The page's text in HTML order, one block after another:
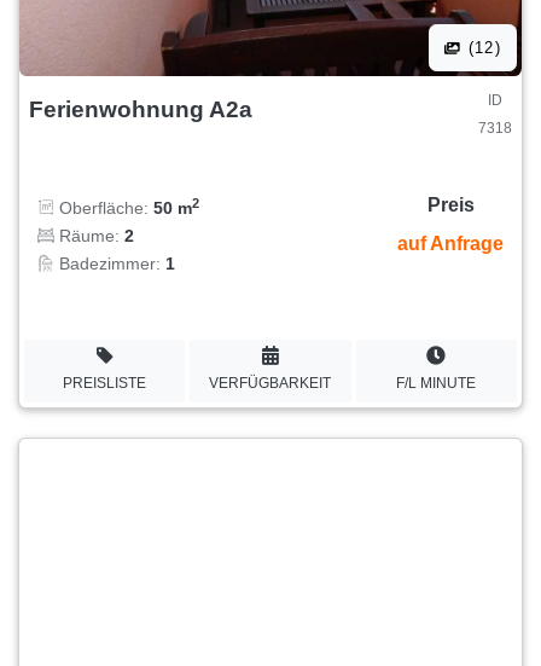
(12)
Ferienwohnung A2a
ID
7318
Oberfläche: 50 m2
Räume: 2
Badezimmer: 1
Preis
auf Anfrage
PREISLISTE VERFÜGBARKEIT F/L MINUTE